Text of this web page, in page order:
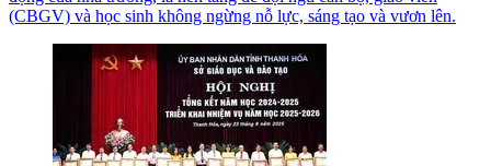
(CBGV) và học sinh không ngừng nỗ lực, sáng tạo và vươn lên.